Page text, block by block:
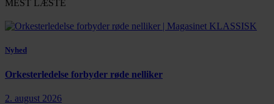
MEST LÆSTE
Nyhed
Orkesterledelse forbyder røde nelliker
2. august 2026